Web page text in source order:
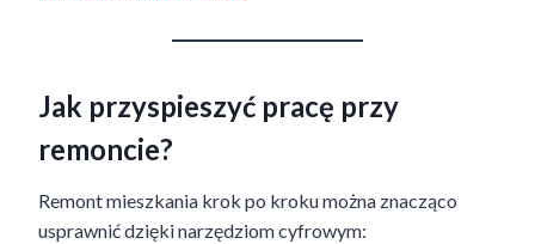
Jak przyspieszyć pracę przy
remoncie?
Remont mieszkania krok po kroku można znacząco
usprawnić dzięki narzędziom cyfrowym: